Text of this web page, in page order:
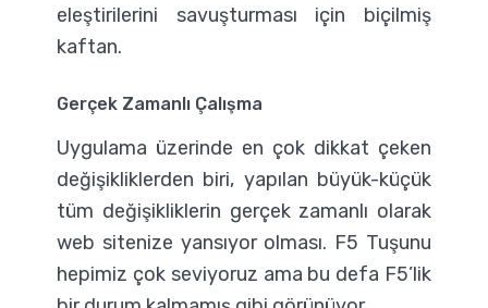
eleştirilerini savuşturması için biçilmiş
kaftan.
Gerçek Zamanlı Çalışma
Uygulama üzerinde en çok dikkat çeken
değişikliklerden biri, yapılan büyük-küçük
tüm değişikliklerin gerçek zamanlı olarak
web sitenize yansıyor olması. F5 Tuşunu
hepimiz çok seviyoruz ama bu defa F5’lik